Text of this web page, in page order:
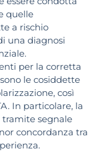
quelle
a rischio
una diagnosi
per la corretta
le cosiddette
così
In particolare, la
tramite segnale
concordanza tra